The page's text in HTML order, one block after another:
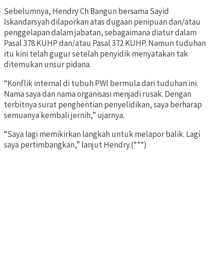
Sebelumnya, Hendry Ch Bangun bersama Sayid
Iskandarsyah dilaporkan atas dugaan penipuan dan/atau
penggelapan dalam jabatan, sebagaimana diatur dalam
Pasal 378 KUHP dan/atau Pasal 372 KUHP. Namun tuduhan
itu kini telah gugur setelah penyidik menyatakan tak
ditemukan unsur pidana.
“Konflik internal di tubuh PWI bermula dari tuduhan ini.
Nama saya dan nama organisasi menjadi rusak. Dengan
terbitnya surat penghentian penyelidikan, saya berharap
semuanya kembali jernih,” ujarnya.
“Saya lagi memikirkan langkah untuk melapor balik. Lagi
saya pertimbangkan,” lanjut Hendry.(***)